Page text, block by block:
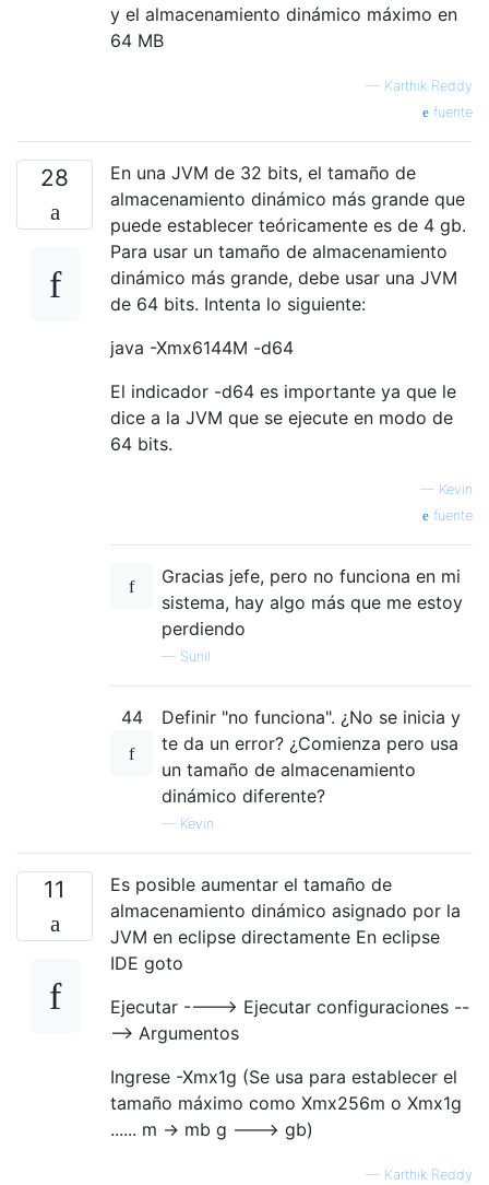
y el almacenamiento dinámico máximo en
64 MB
— Karthik Reddy
fuente
28
En una JVM de 32 bits, el tamaño de
almacenamiento dinámico más grande que
puede establecer teóricamente es de 4 gb.
Para usar un tamaño de almacenamiento
dinámico más grande, debe usar una JVM
de 64 bits. Intenta lo siguiente:
java -Xmx6144M -d64
El indicador -d64 es importante ya que le
dice a la JVM que se ejecute en modo de
64 bits.
— Kevin
fuente
Gracias jefe, pero no funciona en mi
sistema, hay algo más que me estoy
perdiendo
— Sunil
44
Definir "no funciona". ¿No se inicia y
te da un error? ¿Comienza pero usa
un tamaño de almacenamiento
dinámico diferente?
— Kevin
11
Es posible aumentar el tamaño de
almacenamiento dinámico asignado por la
JVM en eclipse directamente En eclipse
IDE goto
Ejecutar ----> Ejecutar configuraciones --
--> Argumentos
Ingrese -Xmx1g (Se usa para establecer el
tamaño máximo como Xmx256m o Xmx1g
...... m -> mb g ---> gb)
— Karthik Reddy